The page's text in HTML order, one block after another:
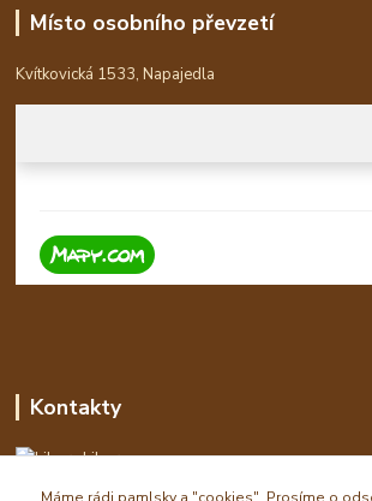
Místo osobního převzetí
Kvítkovická 1533, Napajedla
Kontakty
Libor